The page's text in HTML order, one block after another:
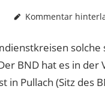
Kommentar
BND hat es in
Pullach (Sitz des